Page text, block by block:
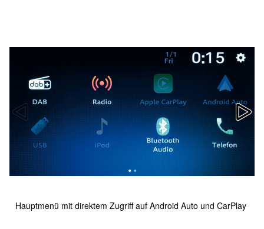
Hauptmenü mit direktem Zugriff auf Android Auto und CarPlay